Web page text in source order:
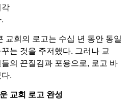
교회의 로고는 수십 년 동안 동일
는 것을 주저했다. 그러나 교
의 끈질김과 포용으로, 로고 바
.
교회 로고 완성